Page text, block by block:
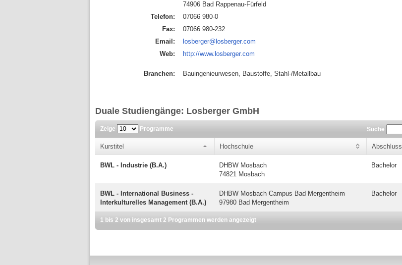
74906 Bad Rappenau-Fürfeld
Telefon:
07066 980-0
Fax:
07066 980-232
Email:
losberger@losberger.com
Web:
http://www.losberger.com
Branchen: Bauingenieurwesen, Baustoffe, Stahl-/Metallbau
Duale Studiengänge: Losberger GmbH
Zeige Programme Suche
Kurstitel Hochschule Abschluss
BWL - Industrie (B.A.)
DHBW Mosbach
74821 Mosbach
Bachelor
BWL - International Business -
Interkulturelles Management (B.A.)
DHBW Mosbach Campus Bad Mergentheim
97980 Bad Mergentheim
Bachelor
1 bis 2 von insgesamt 2 Programmen werden angezeigt